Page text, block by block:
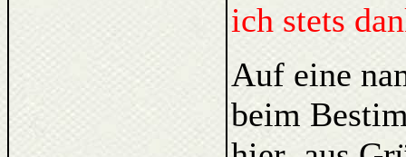
ich stets
Auf eine
beim